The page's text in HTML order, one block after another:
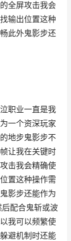
全屏攻击我会
输出位置这种
此外鬼影步还
职业一直是我
一个资深玩家
地步鬼影步不
让我在关键时
击我会精确使
置这种操作需
影步还能作为
配合鬼斩或波
我可以频繁使
避机制时还能